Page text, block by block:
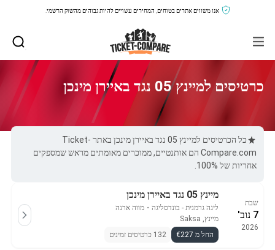
אנו משווים אתרים בטוחים, המחירים עשויים להיות גבוהים מהשוק הרשמי.
כרטיסים למיינץ 05 נגד באיירן מינכן
כל הכרטיסים למיינץ 05 נגד באיירן מינכן באתר Ticket-
Compare.com הם אותנטיים, ממוכרים מאומתים מראש שמספקים
אחריות של 100%.
שבת
7 נוב'
2026
מיינץ 05 נגד באיירן מינכן
ליגה גרמנית - בונדסליגה ・ מווה ארנה
מיינץ, Saksa
החל מ €227
132 כרטיסים זמינים